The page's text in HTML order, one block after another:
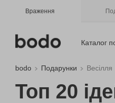
Враження
Каталог
bodo Подарунки Весілля
Топ 20